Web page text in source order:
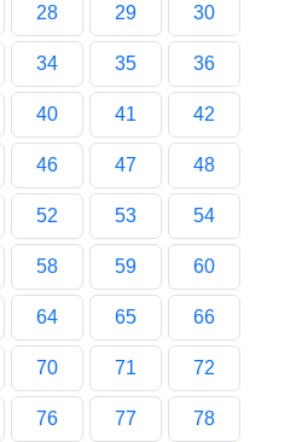
28 29 30
34 35 36
40 41 42
46 47 48
52 53 54
58 59 60
64 65 66
70 71 72
76 77 78